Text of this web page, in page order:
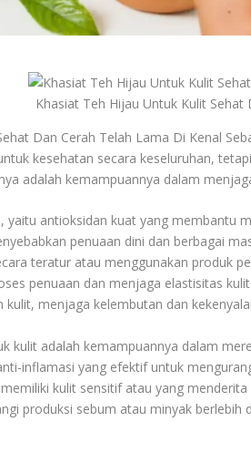
Khasiat Teh Hijau Untuk Kulit Sehat
Dan Cerah Telah Lama Di Kenal
kesehatan secara keseluruhan,
adalah kemampuannya dalam
yaitu antioksidan kuat yang membantu
penuaan dini dan berbagai
teratur atau menggunakan produk
penuaan dan menjaga elastisitas
menjaga kelembutan dan
kulit adalah kemampuannya dalam
inflamasi yang efektif untuk
kulit sensitif atau yang
produksi sebum atau minyak berlebih